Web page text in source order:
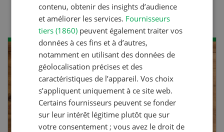
contenu, obtenir des insights d’audience
et améliorer les services. Fournisseurs
tiers (1860) peuvent également traiter vos
données à ces fins et à d’autres,
notamment en utilisant des données de
géolocalisation précises et des
caractéristiques de l’appareil. Vos choix
s’appliquent uniquement à ce site web.
Certains fournisseurs peuvent se fonder
sur leur intérêt légitime plutôt que sur
votre consentement ; vous avez le droit de